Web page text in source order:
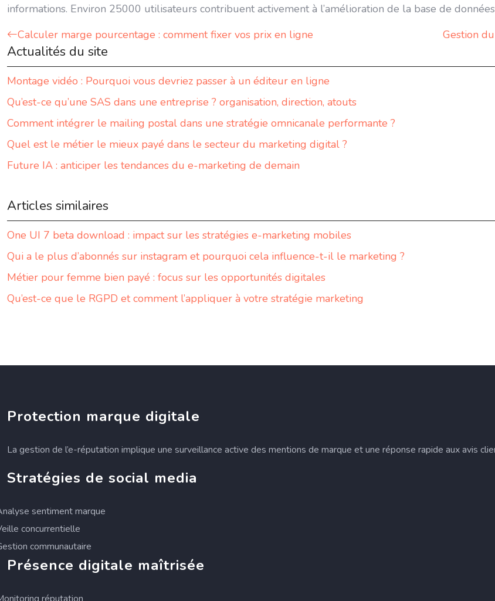
informations. Environ 25000 utilisateurs contribuent activement à l’amélioration de la base de
Calculer marge pourcentage : comment fixer vos prix en ligne
Gestion
Actualités du site
Montage vidéo : Pourquoi vous devriez passer à un éditeur en ligne
Qu’est-ce qu’une SAS dans une entreprise ? organisation, direction, atouts
Comment intégrer le mailing postal dans une stratégie omnicanale performante ?
Quel est le métier le mieux payé dans le secteur du marketing digital ?
Future IA : anticiper les tendances du e-marketing de demain
Articles similaires
One UI 7 beta download : impact sur les stratégies e-marketing mobiles
Qui a le plus d’abonnés sur instagram et pourquoi cela influence-t-il le marketing ?
Métier pour femme bien payé : focus sur les opportunités digitales
Qu’est-ce que le RGPD et comment l’appliquer à votre stratégie marketing
Protection marque digitale
La gestion de l’e-réputation implique une surveillance active des mentions de marque et une réponse rapide aux avis
Stratégies de social media
sentiment marque
concurrentielle
communautaire
Présence digitale maîtrisée